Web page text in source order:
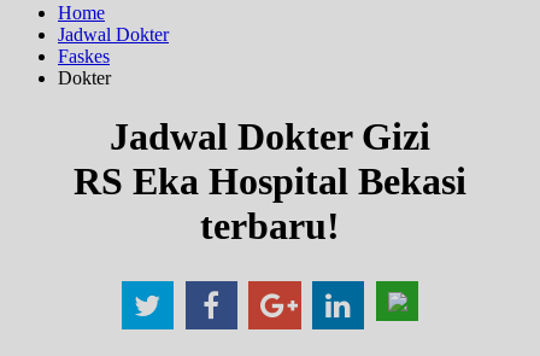
Home
Jadwal Dokter
Faskes
Dokter
Jadwal Dokter Gizi
RS Eka Hospital Bekasi
terbaru!